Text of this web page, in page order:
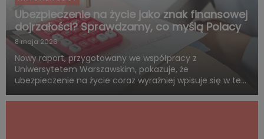
Ubezpieczenie na życie jako znak finansowej
dojrzałości? Sprawdzamy, co myślą Polacy
8 maja 2026
Nowy raport, przygotowany we współpracy z
Uniwersytetem Warszawskim, pokazuje, że
ubezpieczenie na życie coraz wyraźniej wpisuje się w ten
odpowiedzialność i rozsądne planowanie przyszłości.